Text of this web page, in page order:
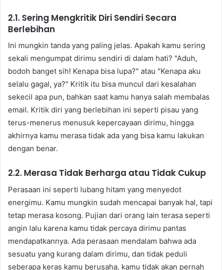
2.1. Sering Mengkritik Diri Sendiri Secara
Berlebihan
Ini mungkin tanda yang paling jelas. Apakah kamu sering
sekali mengumpat dirimu sendiri di dalam hati? "Aduh,
bodoh banget sih! Kenapa bisa lupa?" atau "Kenapa aku
selalu gagal, ya?" Kritik itu bisa muncul dari kesalahan
sekecil apa pun, bahkan saat kamu hanya salah membalas
email. Kritik diri yang berlebihan ini seperti pisau yang
terus-menerus menusuk kepercayaan dirimu, hingga
akhirnya kamu merasa tidak ada yang bisa kamu lakukan
dengan benar.
2.2. Merasa Tidak Berharga atau Tidak Cukup
Perasaan ini seperti lubang hitam yang menyedot
energimu. Kamu mungkin sudah mencapai banyak hal, tapi
tetap merasa kosong. Pujian dari orang lain terasa seperti
angin lalu karena kamu tidak percaya dirimu pantas
mendapatkannya. Ada perasaan mendalam bahwa ada
sesuatu yang kurang dalam dirimu, dan tidak peduli
seberapa keras kamu berusaha, kamu tidak akan pernah